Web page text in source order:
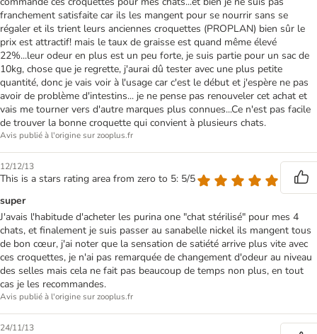
franchement satisfaite car ils les mangent pour se nourrir sans se
régaler et ils trient leurs anciennes croquettes (PROPLAN) bien sûr le
prix est attractif! mais le taux de graisse est quand même élevé
22%...leur odeur en plus est un peu forte, je suis partie pour un sac de
10kg, chose que je regrette, j'aurai dû tester avec une plus petite
quantité, donc je vais voir à l'usage car c'est le début et j'espère ne pas
avoir de problème d'intestins... je ne pense pas renouveler cet achat et
vais me tourner vers d'autre marques plus connues...Ce n'est pas facile
de trouver la bonne croquette qui convient à plusieurs chats.
Avis publié à l'origine sur zooplus.fr
12/12/13
This is a stars rating area from zero to 5: 5/5
super
J'avais l'habitude d'acheter les purina one "chat stérilisé" pour mes 4
chats, et finalement je suis passer au sanabelle nickel ils mangent tous
de bon cœur, j'ai noter que la sensation de satiété arrive plus vite avec
ces croquettes, je n'ai pas remarquée de changement d'odeur au niveau
des selles mais cela ne fait pas beaucoup de temps non plus, en tout
cas je les recommandes.
Avis publié à l'origine sur zooplus.fr
24/11/13